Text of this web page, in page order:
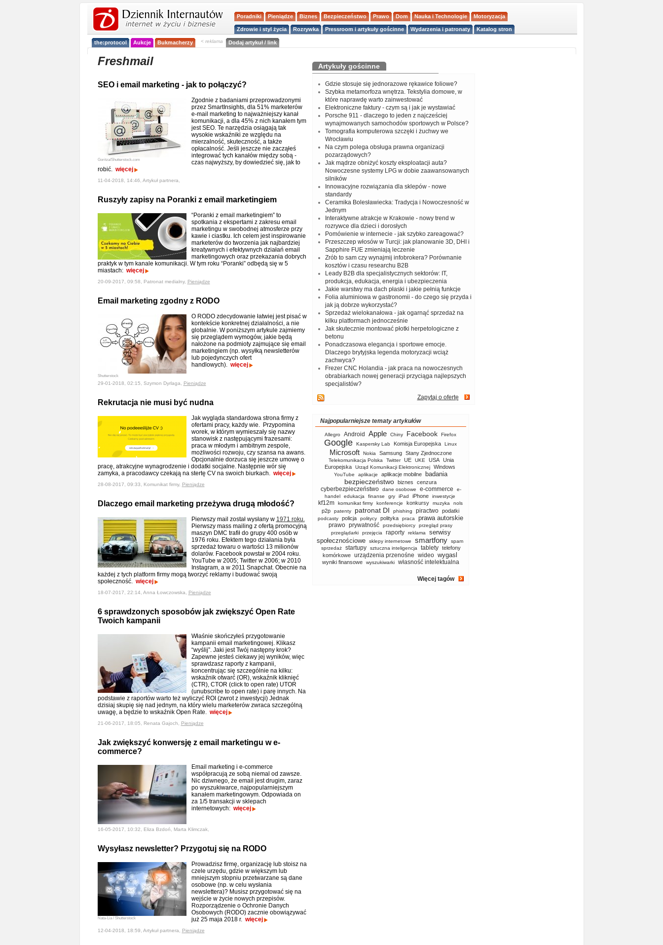
Poradniki Pieniądze Biznes Bezpieczeństwo Prawo Dom Nauka i Technologie Motoryzacja
Zdrowie i styl życia Rozrywka Pressroom i artykuły gościnne Wydarzenia i patronaty Katalog stron
the:protocol Aukcje Bukmacherzy < reklama Dodaj artykuł / link
Freshmail
SEO i email marketing - jak to połączyć?
Goritza/Shutterstock.com
Zgodnie z badaniami przeprowadzonymi
przez SmartInsights, dla 51% marketerów
e-mail marketing to najważniejszy kanał
komunikacji, a dla 45% z nich kanałem tym
jest SEO. Te narzędzia osiągają tak
wysokie wskaźniki ze względu na
mierzalność, skuteczność, a także
opłacalność. Jeśli jeszcze nie zacząłeś
integrować tych kanałów między sobą -
czas najwyższy, by dowiedzieć się, jak to
robić. więcej
11-04-2018, 14:46, Artykuł partnera,
Ruszyły zapisy na Poranki z email marketingiem
“Poranki z email marketingiem” to
spotkania z ekspertami z zakresu email
marketingu w swobodnej atmosferze przy
kawie i ciastku. Ich celem jest inspirowanie
marketerów do tworzenia jak najbardziej
kreatywnych i efektywnych działań email
marketingowych oraz przekazania dobrych
praktyk w tym kanale komunikacji. W tym roku “Poranki” odbędą się w 5
miastach: więcej
20-09-2017, 09:58, Patronat medialny, Pieniądze
Email marketing zgodny z RODO
Shutterstock
O RODO zdecydowanie łatwiej jest pisać w
kontekście konkretnej działalności, a nie
globalnie. W poniższym artykule zajmiemy
się przeglądem wymogów, jakie będą
nałożone na podmioty zajmujące się email
marketingiem (np. wysyłką newsletterów
lub pojedynczych ofert
handlowych). więcej
29-01-2018, 02:15, Szymon Dyrlaga, Pieniądze
Rekrutacja nie musi być nudna
Jak wygląda standardowa strona firmy z
ofertami pracy, każdy wie. Przypomina
worek, w którym wymieszały się nazwy
stanowisk z następującymi frazesami:
praca w młodym i ambitnym zespole,
możliwości rozwoju, czy szansa na awans.
Opcjonalnie dorzuca się jeszcze umowę o
pracę, atrakcyjne wynagrodzenie i dodatki socjalne. Następnie wór się
zamyka, a pracodawcy czekają na stertę CV na swoich biurkach. więcej
28-08-2017, 09:33, Komunikat firmy, Pieniądze
Dlaczego email marketing przeżywa drugą młodość?
Pierwszy mail został wysłany w 1971 roku.
Pierwszy mass mailing z ofertą promocyjną
maszyn DMC trafił do grupy 400 osób w
1976 roku. Efektem tego działania była
sprzedaż towaru o wartości 13 milionów
dolarów. Facebook powstał w 2004 roku.
YouTube w 2005; Twitter w 2006; w 2010
Instagram, a w 2011 Snapchat. Obecnie na
każdej z tych platform firmy mogą tworzyć reklamy i budować swoją
społeczność. więcej
18-07-2017, 22:14, Anna Łowczowska, Pieniądze
6 sprawdzonych sposobów jak zwiększyć Open Rate
Twoich kampanii
Właśnie skończyłeś przygotowanie
kampanii email marketingowej. Klikasz
“wyślij”. Jaki jest Twój następny krok?
Zapewne jesteś ciekawy jej wyników, więc
sprawdzasz raporty z kampanii,
koncentrując się szczególnie na kilku:
wskaźnik otwarć (OR), wskaźnik kliknięć
(CTR), CTOR (click to open rate) UTOR
(unubscribe to open rate) i parę innych. Na
podstawie z raportów warto też wyliczyć ROI (zwrot z inwestycji) Jednak
dzisiaj skupię się nad jednym, na który wielu marketerów zwraca szczególną
uwagę, a będzie to wskaźnik Open Rate. więcej
21-06-2017, 18:05, Renata Gajoch, Pieniądze
Jak zwiększyć konwersję z email marketingu w e-
commerce?
Email marketing i e-commerce
współpracują ze sobą niemal od zawsze.
Nic dziwnego, że email jest drugim, zaraz
po wyszukiwarce, najpopularniejszym
kanałem marketingowym. Odpowiada on
za 1/5 transakcji w sklepach
internetowych: więcej
16-05-2017, 10:32, Eliza Bzdoń, Marta Klimczak,
Wysyłasz newsletter? Przygotuj się na RODO
Nata-Lia / Shutterstock
Prowadzisz firmę, organizację lub stoisz na
czele urzędu, gdzie w większym lub
mniejszym stopniu przetwarzane są dane
osobowe (np. w celu wysłania
newslettera)? Musisz przygotować się na
wejście w życie nowych przepisów.
Rozporządzenie o Ochronie Danych
Osobowych (RODO) zacznie obowiązywać
już 25 maja 2018 r. więcej
12-04-2018, 18:59, Artykuł partnera, Pieniądze
Artykuły gościnne
Gdzie stosuje się jednorazowe rękawice foliowe?
Szybka metamorfoza wnętrza. Tekstylia domowe, w
które naprawdę warto zainwestować
Elektroniczne faktury - czym są i jak je wystawiać
Porsche 911 - dlaczego to jeden z najcześciej
wynajmowanych samochodów sportowych w Polsce?
Tomografia komputerowa szczęki i żuchwy we
Wrocławiu
Na czym polega obsługa prawna organizacji
pozarządowych?
Jak mądrze obniżyć koszty eksploatacji auta?
Nowoczesne systemy LPG w dobie zaawansowanych
silników
Innowacyjne rozwiązania dla sklepów - nowe
standardy
Ceramika Bolesławiecka: Tradycja i Nowoczesność w
Jednym
Interaktywne atrakcje w Krakowie - nowy trend w
rozrywce dla dzieci i dorosłych
Pomówienie w internecie - jak szybko zareagować?
Przeszczep włosów w Turcji: jak planowanie 3D, DHI i
Sapphire FUE zmieniają leczenie
Zrób to sam czy wynajmij infobrokera? Porównanie
kosztów i czasu researchu B2B
Leady B2B dla specjalistycznych sektorów: IT,
produkcja, edukacja, energia i ubezpieczenia
Jakie warstwy ma dach płaski i jakie pełnią funkcje
Folia aluminiowa w gastronomii - do czego się przyda i
jak ją dobrze wykorzystać?
Sprzedaż wielokanałowa - jak ogarnąć sprzedaż na
kilku platformach jednocześnie
Jak skutecznie montować płotki herpetologiczne z
betonu
Ponadczasowa elegancja i sportowe emocje.
Dlaczego brytyjska legenda motoryzacji wciąż
zachwyca?
Frezer CNC Holandia - jak praca na nowoczesnych
obrabiarkach nowej generacji przyciąga najlepszych
specjalistów?
Zapytaj o ofertę
Najpopularniejsze tematy artykułów
Allegro Android Apple Chiny Facebook Firefox
Google Kaspersky Lab Komisja Europejska Linux
Microsoft Nokia Samsung Stany Zjednoczone
Telekomunikacja Polska Twitter UE UKE USA
Unia
Europejska
Urząd Komunikacji Elektronicznej Windows
YouTube aplikacje aplikacje mobilne badania
bezpieczeństwo biznes cenzura
cyberbezpieczeństwo dane osobowe e-commerce
e-
handel
edukacja finanse gry iPad iPhone inwestycje
kf12m komunikat firmy konferencje konkursy muzyka nols
p2p patenty patronat DI phishing piractwo podatki
podcasty policja politycy polityka praca prawa autorskie
prawo prywatność przedsiębiorcy
przegląd prasy
przeglądarki
przejęcia raporty reklama
serwisy
społecznościowe
sklepy internetowe smartfony
spam
sprzedaż
startupy sztuczna inteligencja tablety telefony
komórkowe urządzenia przenośne wideo wygasl
wyniki finansowe wyszukiwarki własność intelektualna
Więcej tagów